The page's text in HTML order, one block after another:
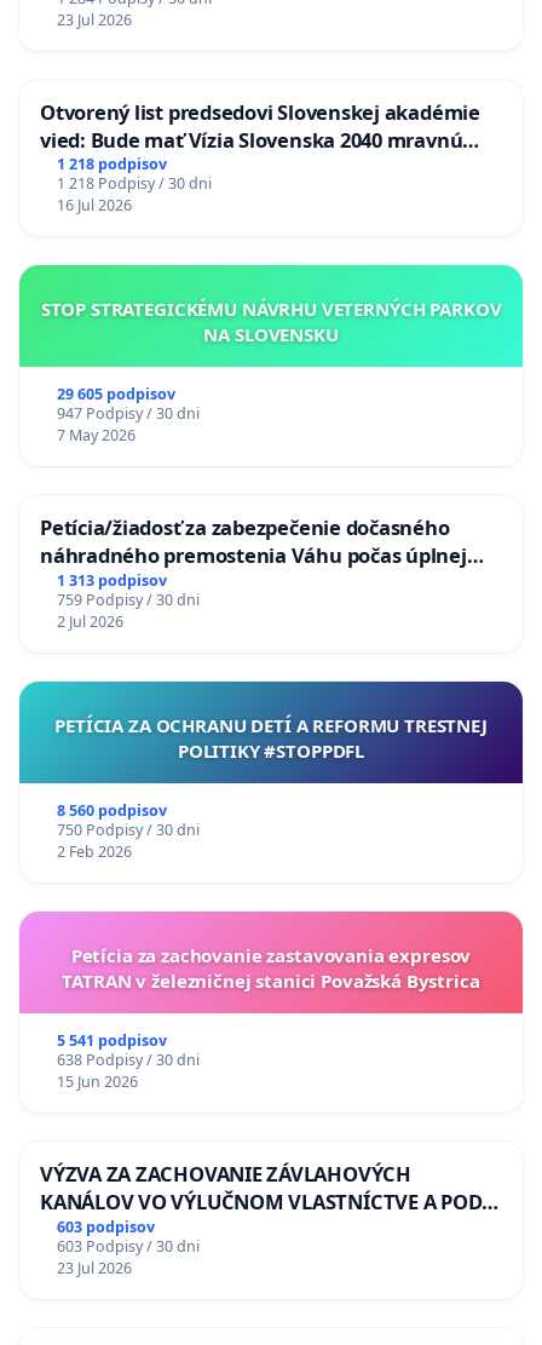
23 Jul 2026
Otvorený list predsedovi Slovenskej akadémie
vied: Bude mať Vízia Slovenska 2040 mravnú
chrbticu?
1 218 podpisov
1 218 Podpisy / 30 dni
16 Jul 2026
STOP STRATEGICKÉMU NÁVRHU VETERNÝCH PARKOV
NA SLOVENSKU
29 605 podpisov
947 Podpisy / 30 dni
7 May 2026
Petícia/žiadosť za zabezpečenie dočasného
náhradného premostenia Váhu počas úplnej
uzávery Vážskeho mosta v Komárne
1 313 podpisov
759 Podpisy / 30 dni
2 Jul 2026
PETÍCIA ZA OCHRANU DETÍ A REFORMU TRESTNEJ
POLITIKY #STOPPDFL
8 560 podpisov
750 Podpisy / 30 dni
2 Feb 2026
Petícia za zachovanie zastavovania expresov
TATRAN v železničnej stanici Považská Bystrica
5 541 podpisov
638 Podpisy / 30 dni
15 Jun 2026
VÝZVA ZA ZACHOVANIE ZÁVLAHOVÝCH
KANÁLOV VO VÝLUČNOM VLASTNÍCTVE A POD
KONTROLOU SLOVENSKEJ REPUBLIKY & žiadosť
na riešenie zanedbaného stavu závlahových a
odvodňovacích kanálov na Slovensku
603 podpisov
603 Podpisy / 30 dni
23 Jul 2026